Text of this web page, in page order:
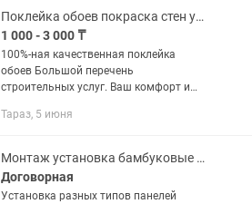
Поклейка обоев покраска стен установка ТВ зоны плинтусов
1 000 - 3 000 ₸
100%-ная качественная поклейка
обоев Большой перечень
строительных услуг. Ваш комфорт и
15лет. Заказ выполняем течение дня.
Тараз, 5 июня
Монтаж установка бамбуковые панели, тв зона,
Договорная
Установка разных типов панелей